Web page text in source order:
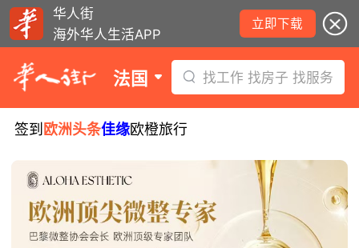
华人街
海外华人生活APP
立即下载
法国 找工作 找房子 找服务
签到 欧洲头条佳缘欧橙旅行